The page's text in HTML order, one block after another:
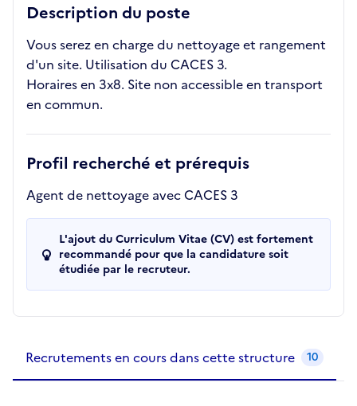
Description du poste
Vous serez en charge du nettoyage et rangement
d'un site. Utilisation du CACES 3.
Horaires en 3x8. Site non accessible en transport
en commun.
Profil recherché et prérequis
Agent de nettoyage avec CACES 3
L'ajout du Curriculum Vitae (CV) est fortement
recommandé pour que la candidature soit
étudiée par le recruteur.
Recrutements en cours dans cette structure 10